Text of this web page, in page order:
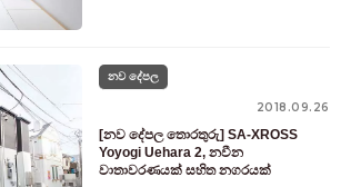
නව දේපල
2018.09.26
[නව දේපල තොරතුරු] SA-XROSS
Yoyogi Uehara 2, නවීන
වාතාවරණයක් සහිත නගරයක්